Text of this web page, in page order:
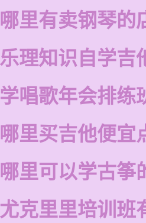
里有卖钢琴的
理知识自学吉
唱歌年会排练
里买吉他便宜
里可以学古筝
克里里培训班